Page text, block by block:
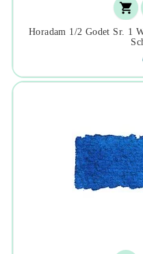

Horadam 1/2 Godet Sr. 1